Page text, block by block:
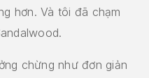
hơn. Và tôi đã chạm
chừng như đơn giản